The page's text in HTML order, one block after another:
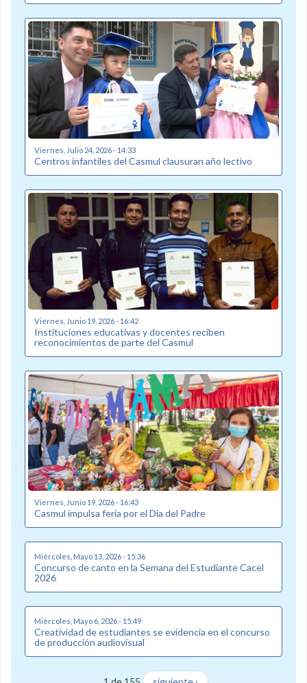
Viernes, Julio 24, 2026 - 14:33
Centros infantiles del Casmul clausuran año lectivo
Viernes, Junio 19, 2026 - 16:42
Instituciones educativas y docentes reciben
reconocimientos de parte del Casmul
Viernes, Junio 19, 2026 - 16:43
Casmul impulsa feria por el Día del Padre
Miércoles, Mayo 13, 2026 - 15:36
Concurso de canto en la Semana del Estudiante Cacel
2026
Miércoles, Mayo 6, 2026 - 15:49
Creatividad de estudiantes se evidencia en el concurso
de producción audiovisual